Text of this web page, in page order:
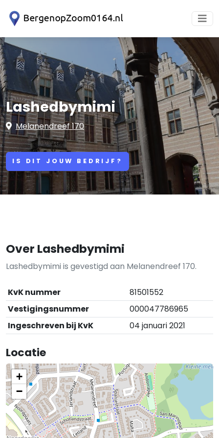
Lashedbymimi
Melanendreef 170
IS DIT JOUW BEDRIJF?
Over Lashedbymimi
Lashedbymimi is gevestigd aan Melanendreef 170.
KvK nummer
81501552
Vestigingsnummer
000047786965
Ingeschreven bij KvK
04 januari 2021
Locatie
+
−